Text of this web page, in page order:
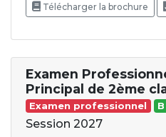
Télécharger la brochure
Examen
Principal de 2ème
Examen professionnel B
Session 2027